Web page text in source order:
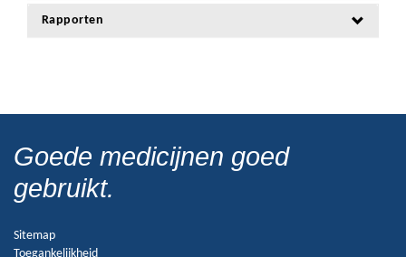
Rapporten
Goede medicijnen goed
gebruikt.
Sitemap
Toegankelijkheid